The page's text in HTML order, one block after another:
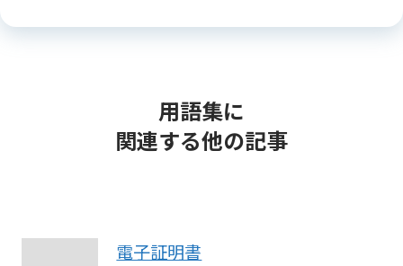
用語集に
関連する他の記事
電子証明書